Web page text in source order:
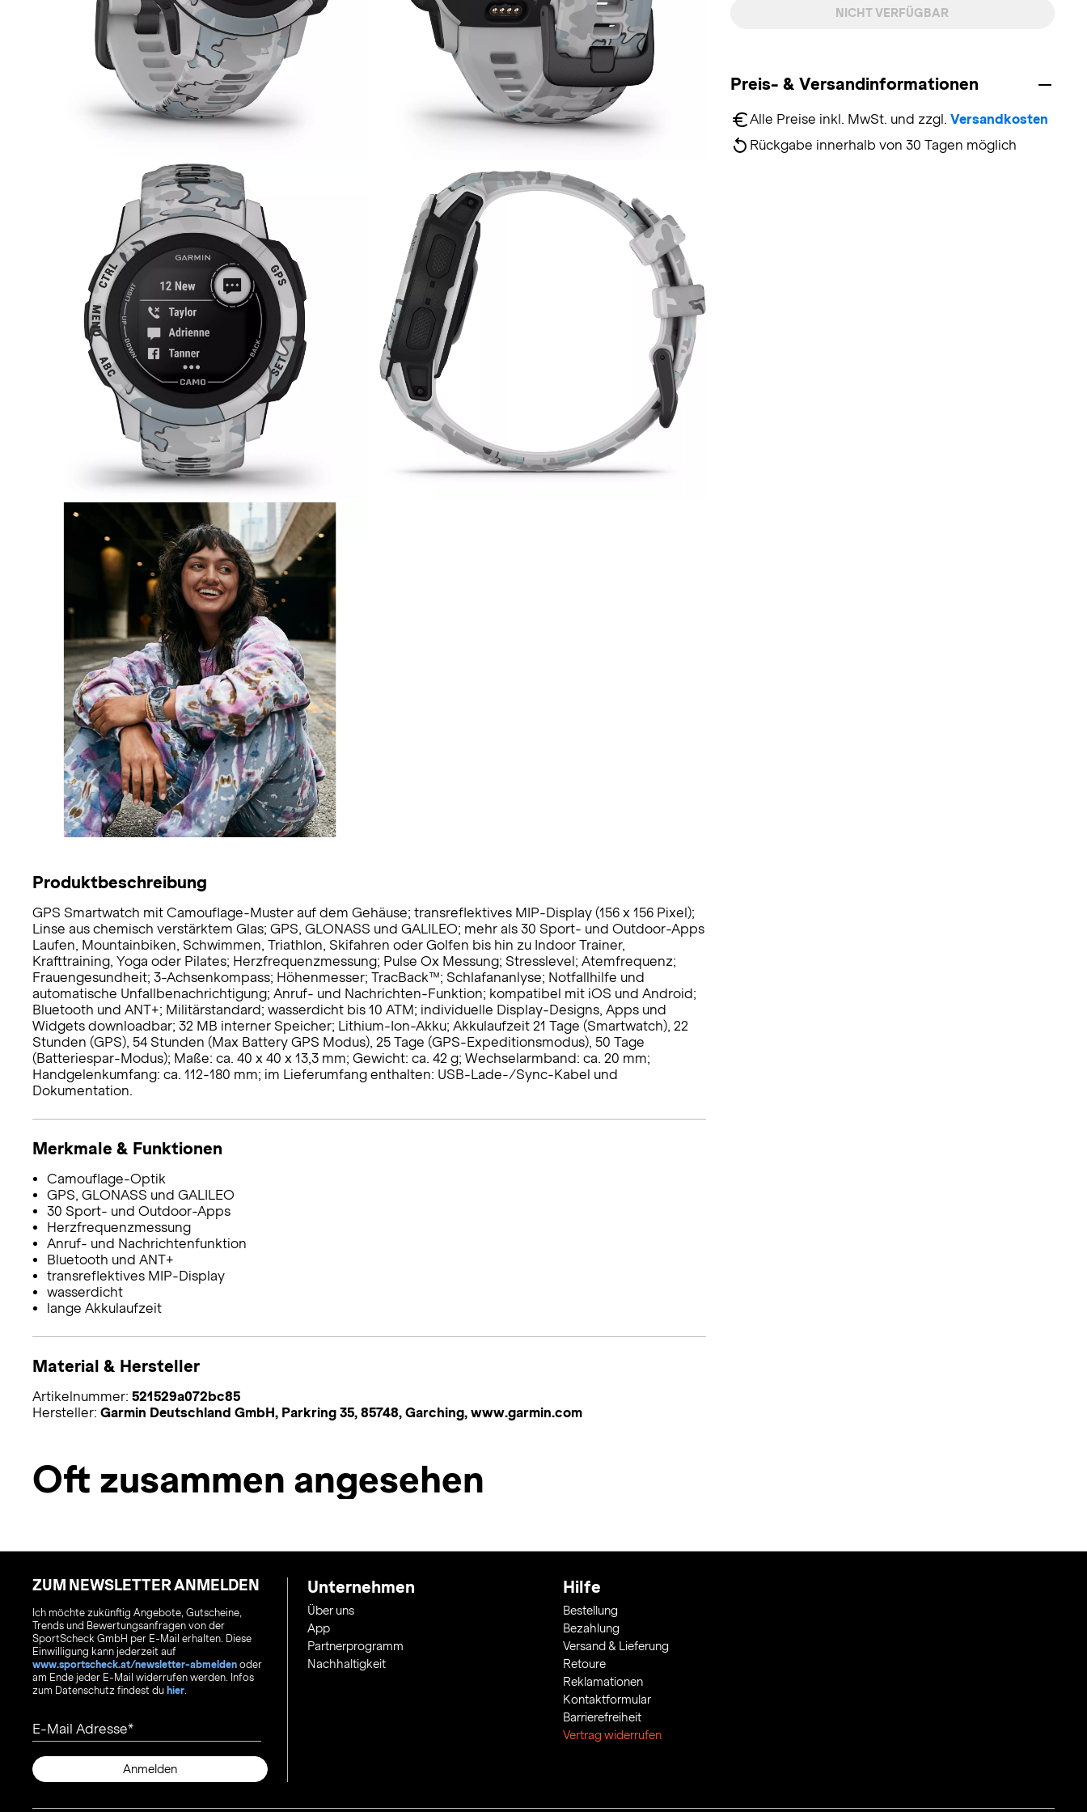
NICHT VERFÜGBAR
Preis- & Versandinformationen
Alle Preise inkl. MwSt. und zzgl. Versandkosten
Rückgabe innerhalb von 30 Tagen möglich
Produktbeschreibung
GPS Smartwatch mit Camouflage-Muster auf dem Gehäuse; transreflektives MIP-Display (156 x 156 Pixel);
Linse aus chemisch verstärktem Glas; GPS, GLONASS und GALILEO; mehr als 30 Sport- und Outdoor-Apps
Laufen, Mountainbiken, Schwimmen, Triathlon, Skifahren oder Golfen bis hin zu Indoor Trainer,
Krafttraining, Yoga oder Pilates; Herzfrequenzmessung; Pulse Ox Messung; Stresslevel; Atemfrequenz;
Frauengesundheit; 3-Achsenkompass; Höhenmesser; TracBack™; Schlafananlyse; Notfallhilfe und
automatische Unfallbenachrichtigung; Anruf- und Nachrichten-Funktion; kompatibel mit iOS und Android;
Bluetooth und ANT+; Militärstandard; wasserdicht bis 10 ATM; individuelle Display-Designs, Apps und
Widgets downloadbar; 32 MB interner Speicher; Lithium-Ion-Akku; Akkulaufzeit 21 Tage (Smartwatch), 22
Stunden (GPS), 54 Stunden (Max Battery GPS Modus), 25 Tage (GPS-Expeditionsmodus), 50 Tage
(Batteriespar-Modus); Maße: ca. 40 x 40 x 13,3 mm; Gewicht: ca. 42 g; Wechselarmband: ca. 20 mm;
Handgelenkumfang: ca. 112-180 mm; im Lieferumfang enthalten: USB-Lade-/Sync-Kabel und
Dokumentation.
Merkmale & Funktionen
Camouflage-Optik
GPS, GLONASS und GALILEO
30 Sport- und Outdoor-Apps
Herzfrequenzmessung
Anruf- und Nachrichtenfunktion
Bluetooth und ANT+
transreflektives MIP-Display
wasserdicht
lange Akkulaufzeit
Material & Hersteller
Artikelnummer: 521529a072bc85
Hersteller: Garmin Deutschland GmbH, Parkring 35, 85748, Garching, www.garmin.com
Oft zusammen angesehen
ZUM NEWSLETTER ANMELDEN
Ich möchte zukünftig Angebote, Gutscheine,
Trends und Bewertungsanfragen von der
SportScheck GmbH per E-Mail erhalten. Diese
Einwilligung kann jederzeit auf
www.sportscheck.at/newsletter-abmelden oder
am Ende jeder E-Mail widerrufen werden. Infos
zum Datenschutz findest du hier.
E-Mail Adresse
Anmelden
Unternehmen
Über uns
App
Partnerprogramm
Nachhaltigkeit
Hilfe
Bestellung
Bezahlung
Versand & Lieferung
Retoure
Reklamationen
Kontaktformular
Barrierefreiheit
Vertrag widerrufen